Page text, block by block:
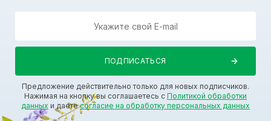
Предложение действительно только для новых подписчиков.
Нажимая на кнопку вы соглашаетесь с Политикой обработки
данных и даетесогласие на обработку персональных данных